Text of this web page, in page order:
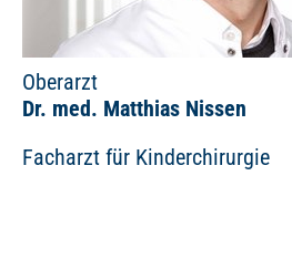
Oberarzt
Dr. med. Matthias Nissen
Facharzt für Kinderchirurgie